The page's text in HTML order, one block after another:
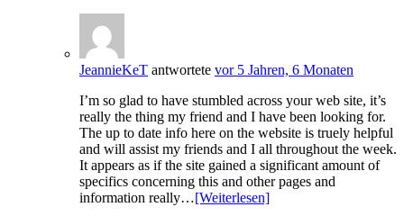
JeannieKeT antwortete vor 5 Jahren, 6 Monaten
I’m so glad to have stumbled across your web site, it’s
really the thing my friend and I have been looking for.
The up to date info here on the website is truely helpful
and will assist my friends and I all throughout the week.
It appears as if the site gained a significant amount of
specifics concerning this and other pages and
information really…[Weiterlesen]